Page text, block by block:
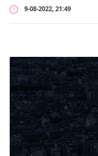
9-08-2022, 21:49
87